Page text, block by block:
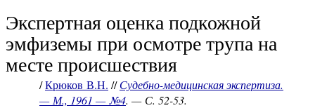
Экспертная оценка подкожной
эмфиземы при осмотре трупа на
месте происшествия
/Крюков В.Н. //Судебно-медицинская экспертиза.
— М., 1961 — №4. — С. 52-53.